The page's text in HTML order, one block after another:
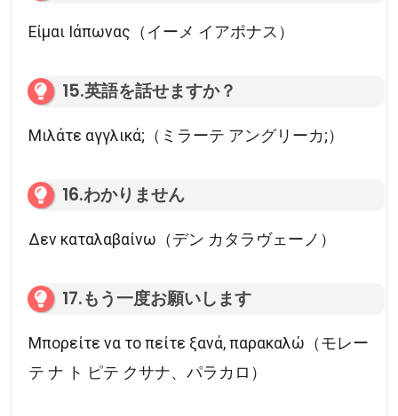
Είμαι Ιάπωνας（イーメ イアポナス）
15.英語を話せますか？
Μιλάτε αγγλικά;（ミラーテ アングリーカ;）
16.わかりません
Δεν καταλαβαίνω（デン カタラヴェーノ）
17.もう一度お願いします
Μπορείτε να το πείτε ξανά, παρακαλώ（モレー
テ ナ ト ピテ クサナ、パラカロ）